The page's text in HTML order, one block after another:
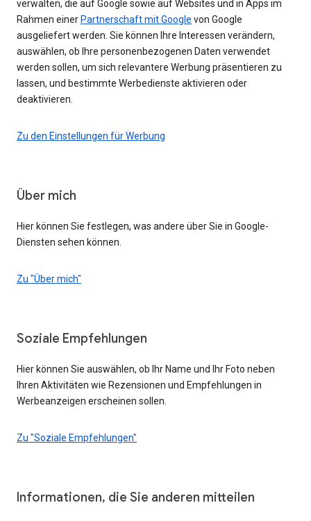
verwalten, die auf Google sowie auf Websites und in Apps im
Rahmen einer Partnerschaft mit Google von Google
ausgeliefert werden. Sie können Ihre Interessen verändern,
auswählen, ob Ihre personenbezogenen Daten verwendet
werden sollen, um sich relevantere Werbung präsentieren zu
lassen, und bestimmte Werbedienste aktivieren oder
deaktivieren.
Zu den Einstellungen für Werbung
Über mich
Hier können Sie festlegen, was andere über Sie in Google-
Diensten sehen können.
Zu "Über mich"
Soziale Empfehlungen
Hier können Sie auswählen, ob Ihr Name und Ihr Foto neben
Ihren Aktivitäten wie Rezensionen und Empfehlungen in
Werbeanzeigen erscheinen sollen.
Zu "Soziale Empfehlungen"
Informationen, die Sie anderen mitteilen